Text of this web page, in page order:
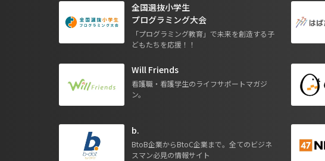
全国選抜小学生
プログラミング大会
「プログラミング教育」で未来を創造する子
どもたちを応援！！
Will Friends
看護職・看護学生のライフサポートマガジ
ン。
b.
BtoB企業からBtoC企業まで。全てのビジネ
スマン必見の情報サイト